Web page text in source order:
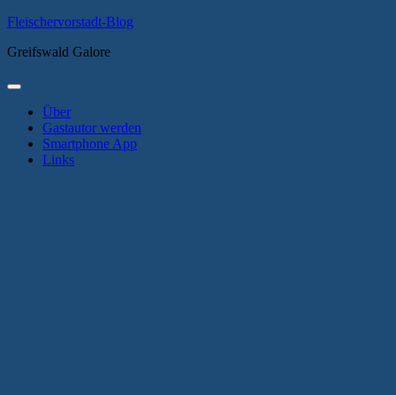
Zum
springen
Fleischervorstadt-Blog
Greifswald Galore
Primäres
Über
Gastautor werden
Smartphone App
Links